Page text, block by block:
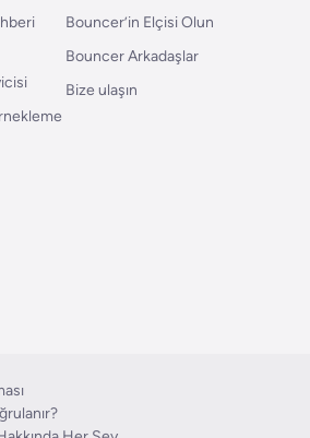
Bouncer’in Elçisi Olun
Bouncer Arkadaşlar
Bize ulaşın